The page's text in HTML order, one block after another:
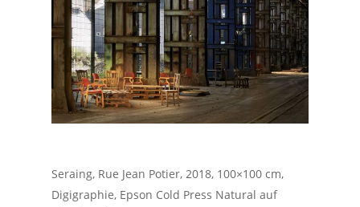
Seraing, Rue Jean Potier, 2018, 100×100 cm,
Digigraphie, Epson Cold Press Natural auf